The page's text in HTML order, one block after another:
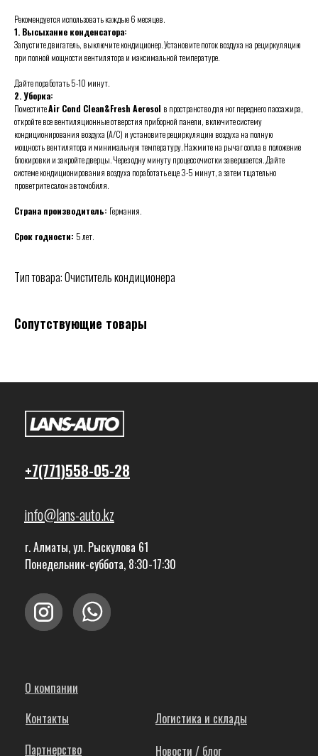
Рекомендуется использовать каждые 6 месяцев.
1. Высыхание конденсатора:
Запустите двигатель, выключите кондиционер. Установите поток воздуха на рециркуляцию
при полной мощности вентилятора и максимальной температуре.
Дайте поработать 5-10 минут.
2. Уборка:
ПоместитеAir Cond Clean&Fresh Aerosol в пространство для ног переднего пассажира,
откройте все вентиляционные отверстия приборной панели, включите систему
кондиционирования воздуха (A/C) и установите рециркуляцию воздуха на полную
мощность вентилятора и минимальную температуру. Нажмите на рычаг сопла в положение
блокировки и закройте дверцы. Через одну минуту процесс очистки завершается. Дайте
системе кондиционирования воздуха поработать еще 3-5 минут, а затем тщательно
проветрите салон автомобиля.
Страна производитель: Германия.
Срок годности: 5 лет.
Тип товара: Очиститель кондиционера
Сопутствующие товары
О компании
Контакты
Партнерство
Логистика и склады
+7(771)558-05-28
info@lans-auto.kz
г. Алматы, ул. Рыскулова 61
Понедельник-суббота, 8:30-17:30
Новости / блог